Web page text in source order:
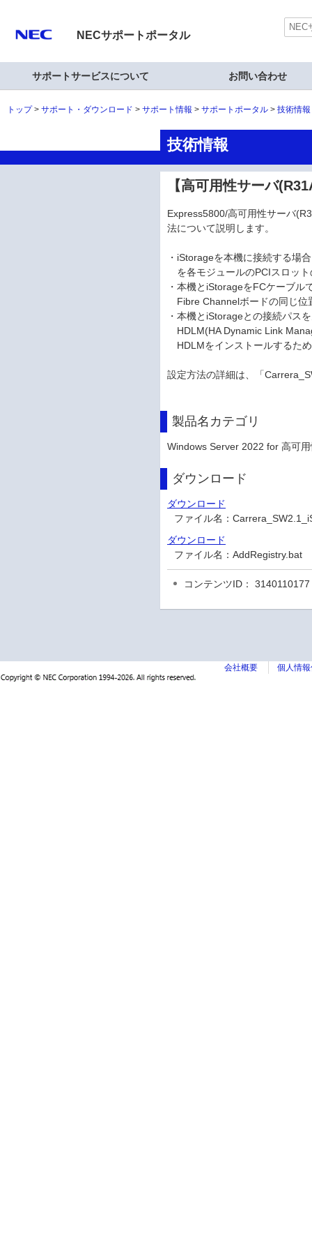
NECサポートポータル
サポートサービスについて お問い合わせ
トップ サポート・ダウンロード サポート情報 サポートポータル 技術情
技術情報
【高可用性サーバ
Express5800/高可用性サーバ
法について説明します。
・iStorageを本機に接続する場
を各モジュールのPCIスロッ
・本機とiStorageをFCケーブ
Fibre Channelボードの同じ位
・本機とiStorageとの接続パス
HDLM(HA Dynamic Link
HDLMをインストールするた
設定方法の詳細は、「
製品名カテゴリ
Windows Server 2022 for 高可
ダウンロード
ダウンロード
ファイル名：
ダウンロード
ファイル名：AddRegistry.bat
コンテンツID： 3140110177
会社概要 個人情